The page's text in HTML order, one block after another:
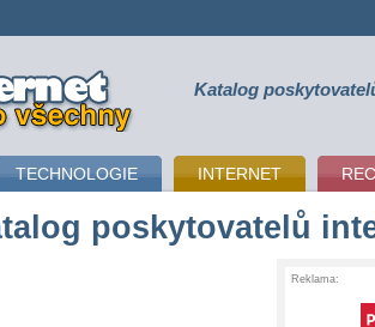
Katalog
TECHNOLOGIE INTERNET
poskytovatelů
Reklama: